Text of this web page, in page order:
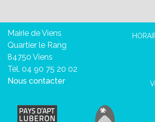
Mairie de Viens
Quartier le Rang
84750 Viens
Tél. 04 90 75 20 02
Nous contacter